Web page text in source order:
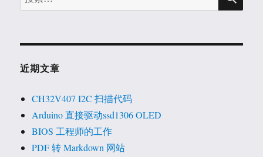
索：
近期文章
CH32V407 I2C 扫描代码
Arduino 直接驱动ssd1306 OLED
BIOS 工程师的工作
PDF 转 Markdown 网站